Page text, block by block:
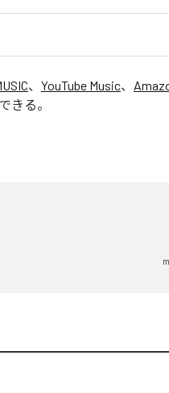
、 YouTube Music、
きる。